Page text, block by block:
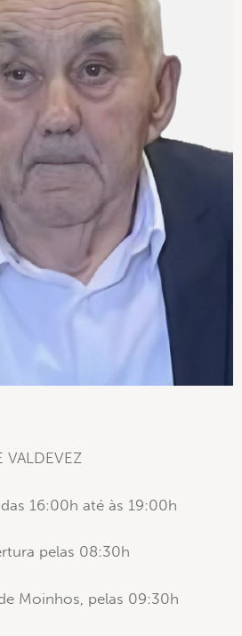
VALDEVEZ
16:00h até às 19:00h
pelas 08:30h
Moinhos, pelas 09:30h